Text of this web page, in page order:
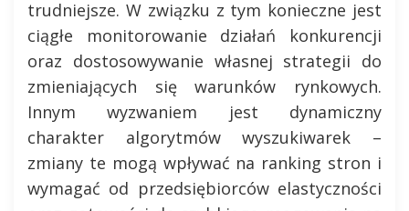
trudniejsze. W związku z tym konieczne jest
ciągłe monitorowanie działań konkurencji
oraz dostosowywanie własnej strategii do
zmieniających się warunków rynkowych.
Innym wyzwaniem jest dynamiczny
charakter algorytmów wyszukiwarek –
zmiany te mogą wpływać na ranking stron i
wymagać od przedsiębiorców elastyczności